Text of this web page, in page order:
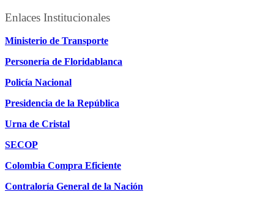
Enlaces Institucionales
Ministerio de Transporte
Personería de Floridablanca
Policía Nacional
Presidencia de la República
Urna de Cristal
SECOP
Colombia Compra Eficiente
Contraloría General de la Nación